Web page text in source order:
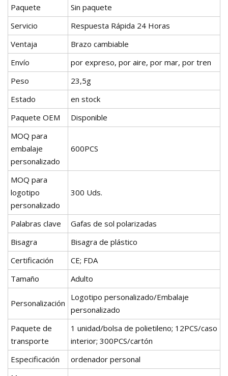
Paquete
Sin paquete
Servicio
Respuesta Rápida 24 Horas
Ventaja
Brazo cambiable
Envío
por expreso, por aire, por mar, por tren
Peso
23,5g
Estado
en stock
Paquete OEM
Disponible
MOQ para
embalaje
personalizado
600PCS
MOQ para
logotipo
personalizado
300 Uds.
Palabras clave
Gafas de sol polarizadas
Bisagra
Bisagra de plástico
Certificación
CE; FDA
Tamaño
Adulto
Personalización
Logotipo personalizado/Embalaje
personalizado
Paquete de
transporte
1 unidad/bolsa de polietileno; 12PCS/caso
interior; 300PCS/cartón
Especificación
ordenador personal